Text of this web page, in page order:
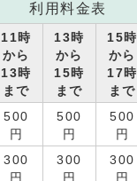
利用料金表
11時
から
13時
まで
13時
から
15時
まで
15時
から
17時
まで
500
円
500
円
500
円
300
円
300
円
300
円